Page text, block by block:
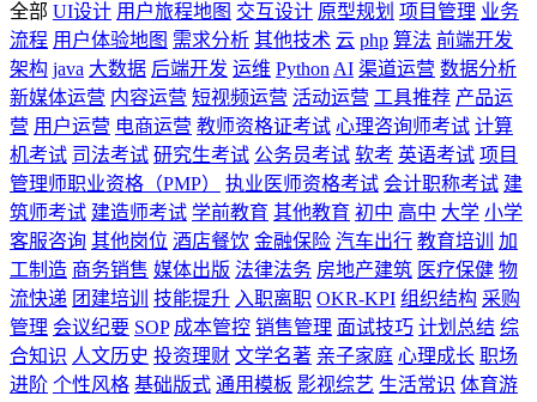
全部 UI设计 用户旅程地图 交互设计 原型规划 项目管理 业务
流程 用户体验地图 需求分析 其他技术 云 php 算法 前端开发
架构 java 大数据 后端开发 运维 Python AI 渠道运营 数据分析
新媒体运营 内容运营 短视频运营 活动运营 工具推荐 产品运
营 用户运营 电商运营 教师资格证考试 心理咨询师考试 计算
机考试 司法考试 研究生考试 公务员考试 软考 英语考试 项目
管理师职业资格（PMP）
执业医师资格考试 会计职称考试 建
筑师考试 建造师考试 学前教育 其他教育 初中 高中 大学 小学
客服咨询 其他岗位 酒店餐饮 金融保险 汽车出行 教育培训
加
工制造 商务销售 媒体出版 法律法务 房地产建筑 医疗保健 物
流快递 团建培训 技能提升 入职离职 OKR-KPI 组织结构 采购
管理 会议纪要 SOP 成本管控 销售管理 面试技巧 计划总结 综
合知识 人文历史 投资理财 文学名著 亲子家庭 心理成长 职场
进阶 个性风格 基础版式 通用模板 影视综艺 生活常识 体育游